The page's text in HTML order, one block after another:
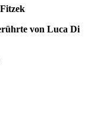
von Luca Di